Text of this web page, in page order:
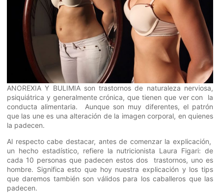
ANOREXIA Y BULIMIA son trastornos de naturaleza nerviosa,
psiquiátrica y generalmente crónica, que tienen que ver con la
conducta alimentaria. Aunque son muy diferentes, el patrón
que las une es una alteración de la imagen corporal, en quienes
la padecen.
Al respecto cabe destacar, antes de comenzar la explicación,
un hecho estadístico, refiere la nutricionista Laura Figari: de
cada 10 personas que padecen estos dos trastornos, uno es
hombre. Significa esto que hoy nuestra explicación y los tips
que daremos también son válidos para los caballeros que las
padecen.